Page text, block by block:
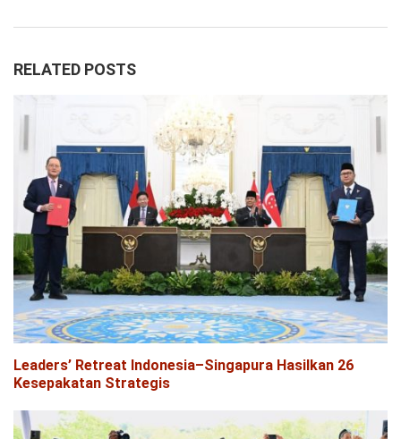
RELATED POSTS
Leaders’ Retreat Indonesia–Singapura Hasilkan 26
Kesepakatan Strategis